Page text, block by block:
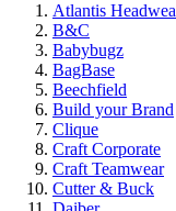
Atlantis
B&C
Babybugz
BagBase
Beechfield
Build your Brand
Clique
Craft Corporate
Craft Teamwear
Cutter & Buck